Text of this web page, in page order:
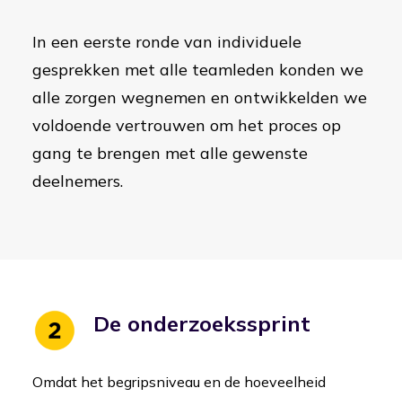
In een eerste ronde van individuele
gesprekken met alle teamleden konden we
alle zorgen wegnemen en ontwikkelden we
voldoende vertrouwen om het proces op
gang te brengen met alle gewenste
deelnemers.
De onderzoekssprint
Omdat het begripsniveau en de hoeveelheid